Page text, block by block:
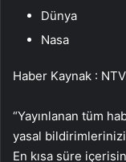
Dünya
Nasa
Haber Kaynak :
“Yayınlanan tüm
yasal
En kısa süre